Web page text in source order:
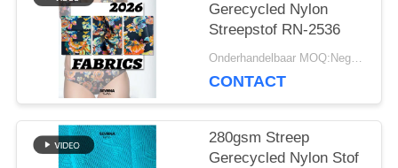
Gerecycled Nylon
Streepstof RN-2536
Onderhandelbaar MOQ:Negotiable
CONTACT
280gsm Streep
Gerecycled Nylon Stof